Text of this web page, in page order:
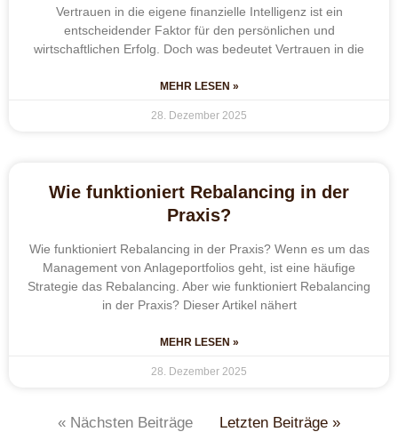
Vertrauen in die eigene finanzielle Intelligenz ist ein
entscheidender Faktor für den persönlichen und
wirtschaftlichen Erfolg. Doch was bedeutet Vertrauen in die
MEHR LESEN »
28. Dezember 2025
Wie funktioniert Rebalancing in der
Praxis?
Wie funktioniert Rebalancing in der Praxis? Wenn es um das
Management von Anlageportfolios geht, ist eine häufige
Strategie das Rebalancing. Aber wie funktioniert Rebalancing
in der Praxis? Dieser Artikel nähert
MEHR LESEN »
28. Dezember 2025
« Nächsten Beiträge Letzten Beiträge »